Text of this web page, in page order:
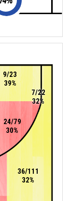
24/79
30%
9/23
39%
36/111
32%
7/22
32%